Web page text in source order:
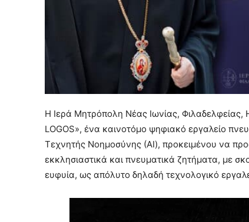
Η Ιερά Μητρόπολη Νέας Ιωνίας, Φιλαδελφείας,
LOGOS», ένα καινοτόμο ψηφιακό εργαλείο
Τεχνητής Νοημοσύνης (ΑΙ), προκειμένου να
εκκλησιαστικά και πνευματικά ζητήματα, με
ευφυία, ως απόλυτο δηλαδή τεχνολογικό